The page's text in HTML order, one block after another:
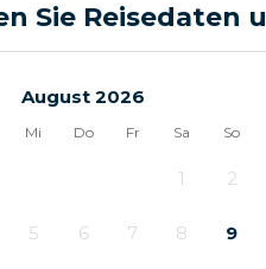
Sie Reisedaten
August 2026
Mi Do Fr Sa So
1 2
5 6 7 8 9